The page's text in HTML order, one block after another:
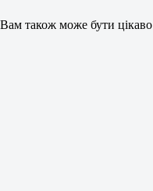
Вам також може бути цікаво